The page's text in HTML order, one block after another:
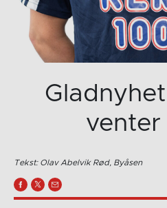
venter
Tekst: Olav Abelvik Rød, Byåsen